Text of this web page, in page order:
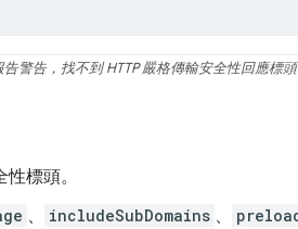
警告，找不到 HTTP 嚴格傳輸安全性回應標頭
標頭。
、 includeSubDomains 、